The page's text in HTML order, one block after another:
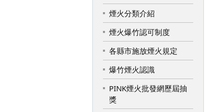
煙火分類介紹
煙火爆竹認可制度
各縣市施放煙火規定
爆竹煙火認識
PINK煙火批發網歷屆抽
獎